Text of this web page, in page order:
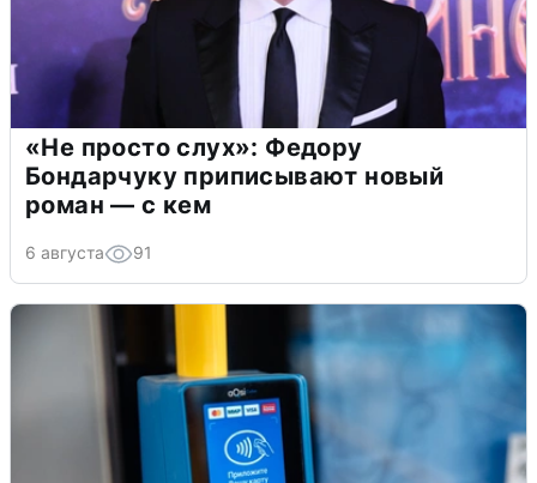
«Не просто слух»: Федору
Бондарчуку приписывают новый
роман — с кем
6 августа 91